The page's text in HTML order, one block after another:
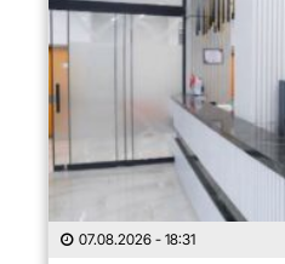
07.08.2026 - 18:31